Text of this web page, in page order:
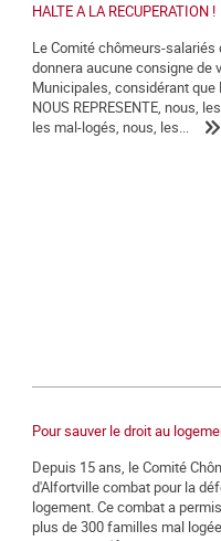
HALTE A LA RECUPERATION !
Le Comité chômeurs-salariés
donnera aucune consigne de
Municipales, considérant que
NOUS REPRESENTE, nous,
les mal-logés, nous, les...
Pour sauver le droit au
Depuis 15 ans, le Comité
d'Alfortville combat pour la
logement. Ce combat a
plus de 300 familles mal